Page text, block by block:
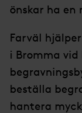
önskar ha en
Farväl
i Bromma
beställa
hantera